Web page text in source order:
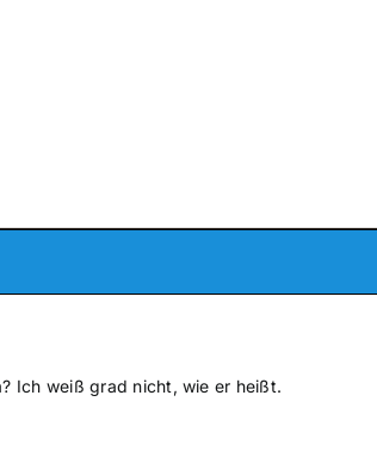
Ich weiß grad nicht, wie er heißt.